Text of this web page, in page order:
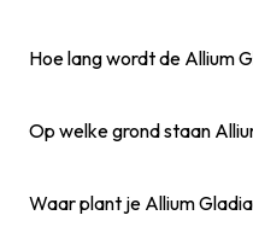
Hoe lang wordt de Allium
Op welke grond staan
Waar plant je Allium